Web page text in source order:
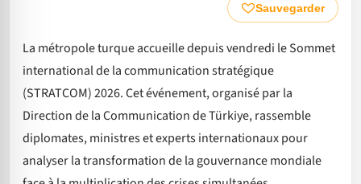
Sauvegarder
La métropole turque accueille depuis vendredi le Sommet
international de la communication stratégique
(STRATCOM) 2026. Cet événement, organisé par la
Direction de la Communication de Türkiye, rassemble
diplomates, ministres et experts internationaux pour
analyser la transformation de la gouvernance mondiale